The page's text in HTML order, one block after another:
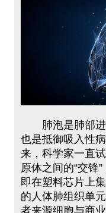
肺泡是肺部进
也是抵御吸入性
来，科学家一直
原体之间的“交锋
即在塑料芯片上
的人体肺组织单